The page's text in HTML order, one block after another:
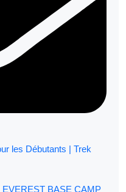
EVEREST BASE CAMP